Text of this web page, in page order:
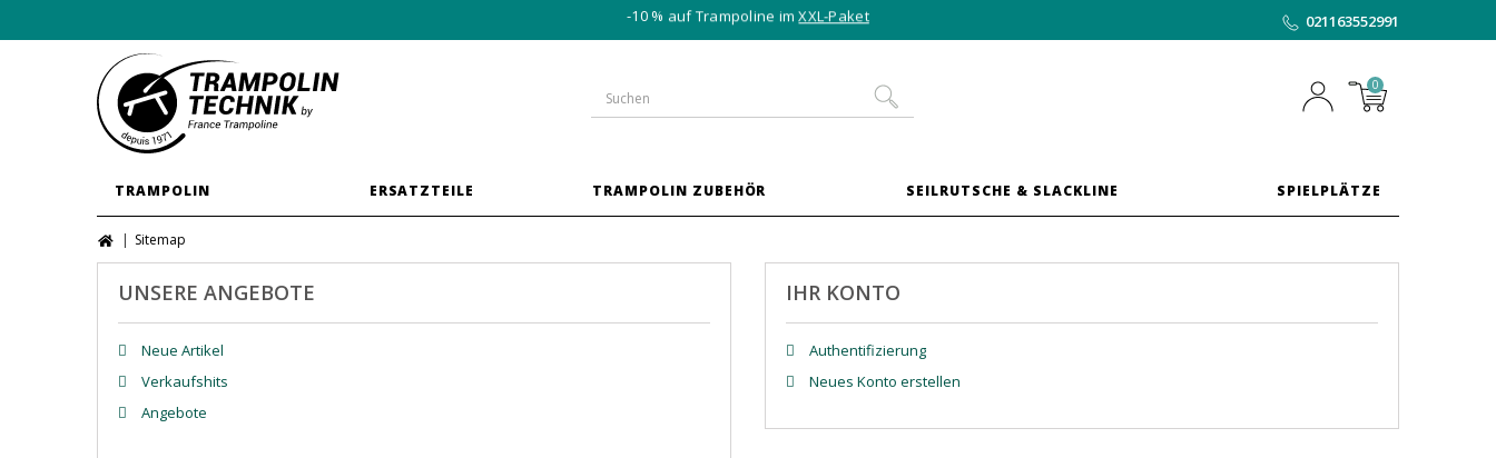
-10 % auf Trampoline imXXL-Paket 021163552991
0
TRAMPOLIN ERSATZTEILE TRAMPOLIN ZUBEHÖR SEILRUTSCHE & SLACKLINE SPIELPLÄTZE
Sitemap
UNSERE ANGEBOTE
Neue Artikel
Verkaufshits
Angebote
IHR KONTO
Authentifizierung
Neues Konto erstellen